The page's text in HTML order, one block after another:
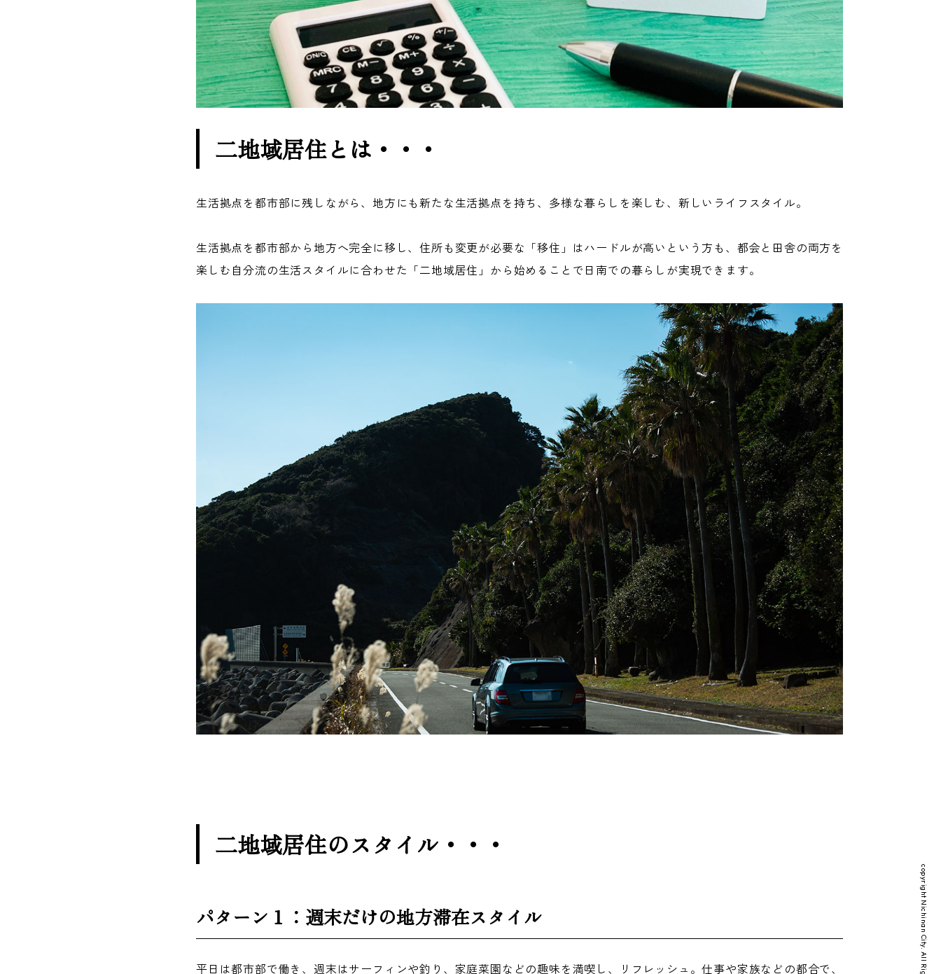
二地域居住とは・・・
生活拠点を都市部に残しながら、地方にも新たな生活拠点を持ち、多様な暮らしを 楽しむ、新しいライフスタイル。
生活拠点を都市部から地方へ完全に移し、住所も変更が必要な「移住」はハードルが高いという方も、都会と田舎の両方を
楽しむ自分流の生活スタイルに合わせた「二地域居住」から始めることで日南での暮らしが実現できます。
二地域居住のスタイル・・・
パターン１：週末だけの地方滞在スタイル
平日は都市部で働き、週末はサーフィンや釣り、家庭菜園などの趣味を満喫し、リ フレッシュ。仕事や家族などの都合で、